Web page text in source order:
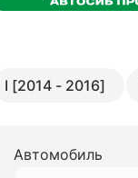
I [2014 - 2016]
Автомобиль